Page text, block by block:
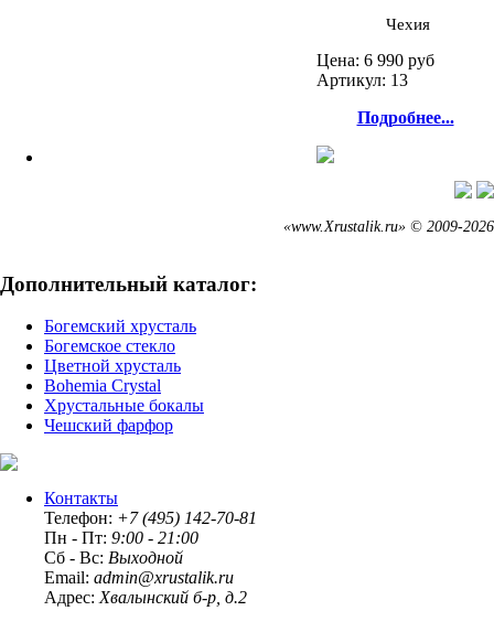
Чехия
Цена: 6 990 руб
Артикул: 13
Подробнее...
«www.Xrustalik.ru» © 2009-2026
Дополнительный каталог:
Богемский хрусталь
Богемское стекло
Цветной хрусталь
Bohemia Crystal
Хрустальные бокалы
Чешский фарфор
Контакты
Телефон: +7 (495) 142-70-81
Пн - Пт: 9:00 - 21:00
Сб - Вс: Выходной
Email: admin@xrustalik.ru
Адрес:Хвалынский б-р, д.2